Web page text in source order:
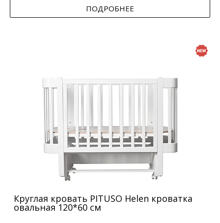
ПОДРОБНЕЕ
Круглая кровать PITUSO Helen кроватка
овальная 120*60 см